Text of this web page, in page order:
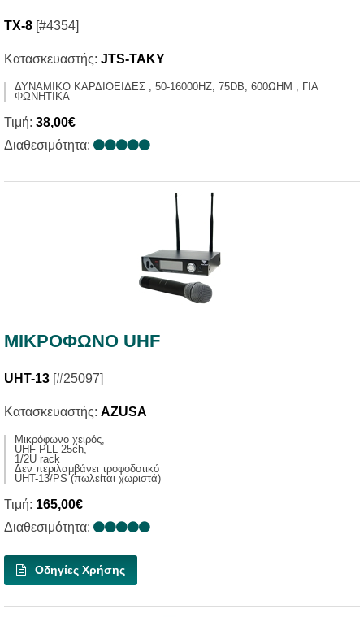
TX-8 [#4354]
Κατασκευαστής: JTS-TAKY
ΔΥΝΑΜΙΚΟ ΚΑΡΔΙΟΕΙΔΕΣ , 50-16000HZ, 75DB, 600ΩHM , ΓΙΑ
ΦΩΝΗΤΙΚΑ
Τιμή: 38,00€
Διαθεσιμότητα:
ΜΙΚΡΟΦΩΝΟ UHF
UHT-13 [#25097]
Κατασκευαστής: AZUSA
Mικρόφωνο χειρός,
UHF PLL 25ch,
1/2U rack
Δεν περιλαμβάνει τροφοδοτικό
UHT-13/PS (πωλείται χωριστά)
Τιμή: 165,00€
Διαθεσιμότητα:
Οδηγίες Χρήσης